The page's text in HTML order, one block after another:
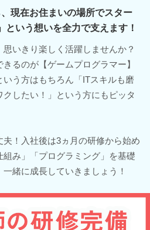
現在お住まいの場所でスター
という想いを全力で支えます！
いきり楽しく活躍しませんか？
るのが【ゲームプログラマー】
う方はもちろん「ITスキルも磨
したい！」という方にもピッタ
！入社後は3ヵ月の研修から始め
み」「プログラミング」を基礎
緒に成長していきましょう！